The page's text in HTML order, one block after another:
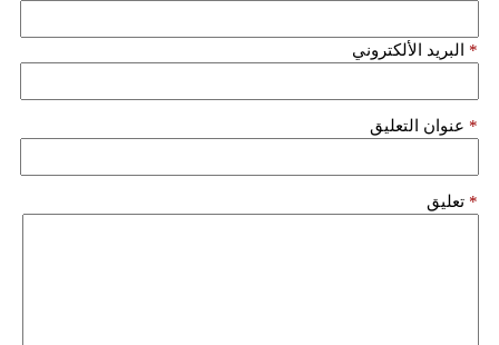
البريد الألكتروني *
عنوان التعليق *
تعليق *